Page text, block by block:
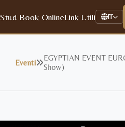
Stud Book OnlineLink Utili IT
Eventi
EGYPTIAN EVENT
Show)